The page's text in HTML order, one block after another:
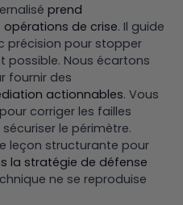
prend
de crise. Il guide
précision pour stopper
possible. Nous écartons
fournir des
actionnables. Vous
corriger les failles
le périmètre.
leçon structurante pour
la stratégie de défense
ne se reproduise